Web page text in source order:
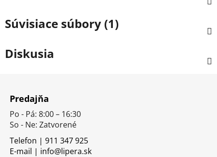
Súvisiace súbory (1)
Diskusia
Predajňa
Po - Pá: 8:00 – 16:30
So - Ne: Zatvorené
Telefon | 911 347 925
E-mail | info@lipera.sk